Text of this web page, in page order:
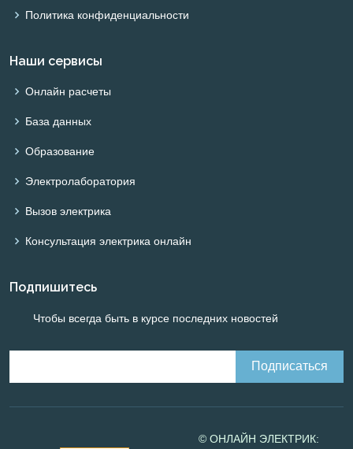
Политика конфиденциальности
Наши сервисы
Онлайн расчеты
База данных
Образование
Электролаборатория
Вызов электрика
Консультация электрика онлайн
Подпишитесь
Чтобы всегда быть в курсе последних новостей
© ОНЛАЙН ЭЛЕКТРИК: